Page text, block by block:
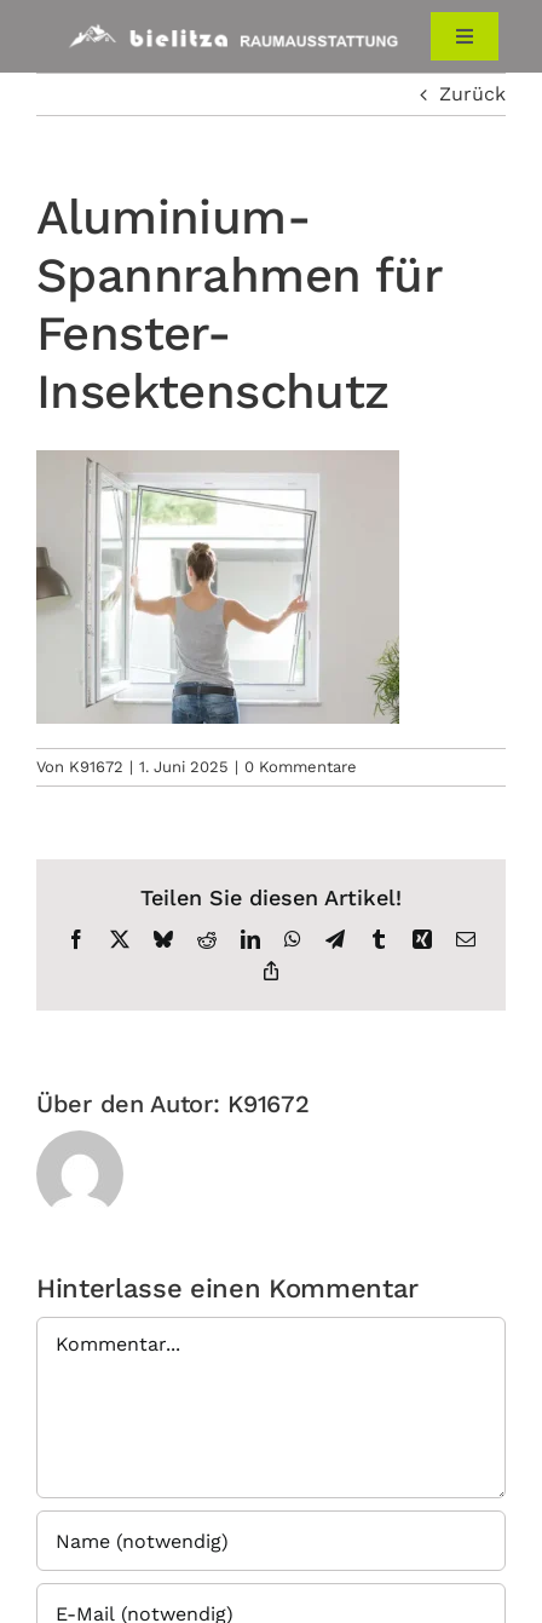
springen
Toggle
ÜBER UNS
KONTAKT
Zurück
Aluminium-
Spannrahmen für
Fenster-
Insektenschutz
Von K91672 | 1. Juni 2025 | 0 Kommentare
Teilen Sie diesen Artikel!
Facebook BlueskyRedditLinkedInWhatsApp
TelegramTumblrXing E-
Über den Autor: K91672
Hinterlasse einen Kommentar